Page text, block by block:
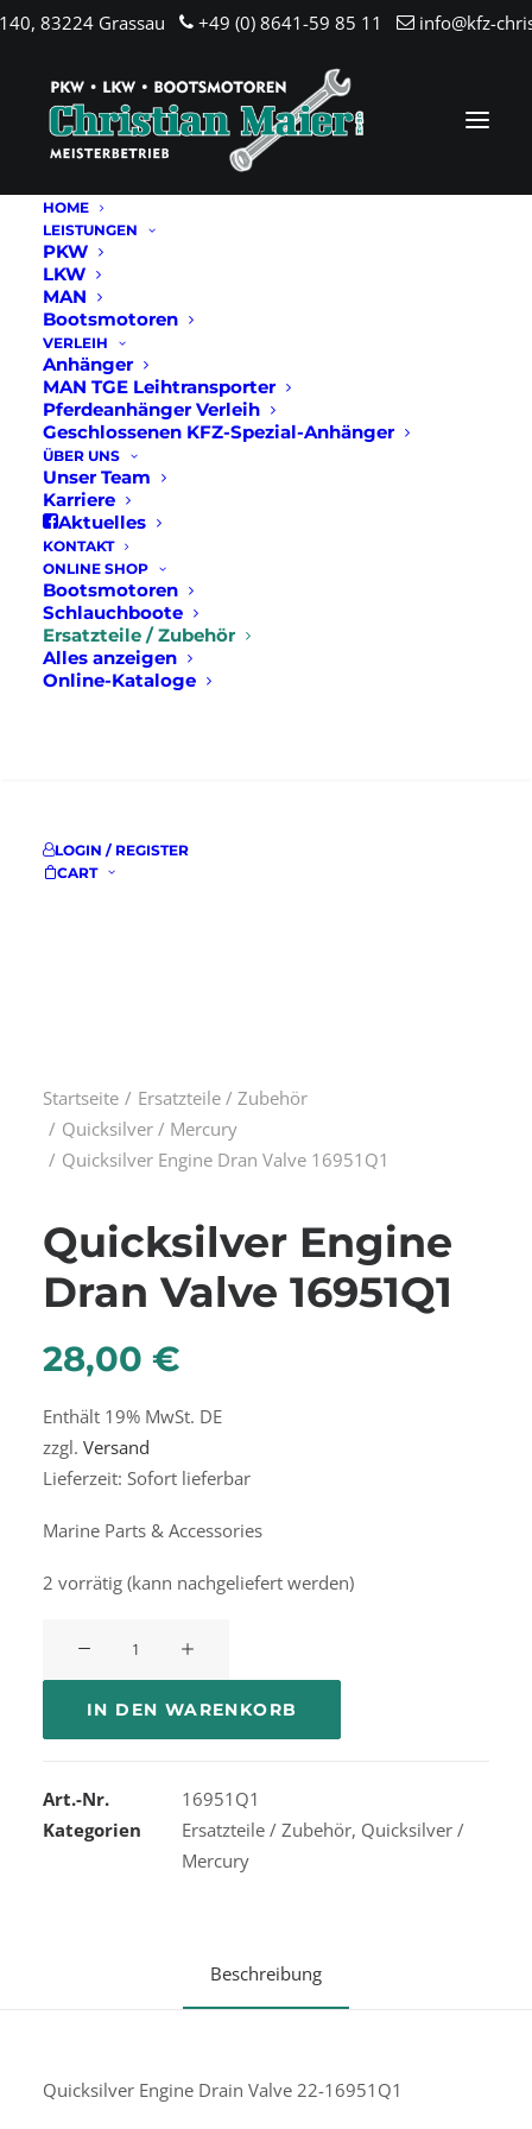
83224 Grassau +49 (0) 8641-59 85 11 info@kfz-
HOME
LEISTUNGEN
PKW
LKW
MAN
Bootsmotoren
VERLEIH
Anhänger
MAN TGE Leihtransporter
Pferdeanhänger Verleih
Geschlossenen KFZ-Spezial-Anhänger
ÜBER UNS
Unser Team
Karriere
Aktuelles
KONTAKT
ONLINE SHOP
Bootsmotoren
Schlauchboote
Ersatzteile / Zubehör
Alles anzeigen
Online-Kataloge
LOGIN / REGISTER
CART
Startseite
Ersatzteile / Zubehör
Quicksilver / Mercury
Quicksilver Engine Dran Valve 16951Q1
Quicksilver Engine
Dran Valve 16951Q1
28,00 €
Enthält 19% MwSt. DE
zzgl. Versand
Lieferzeit: Sofort lieferbar
Marine Parts & Accessories
2 vorrätig (kann nachgeliefert werden)
Menge
IN DEN WARENKORB
Art.-Nr.
16951Q1
Kategorien
Ersatzteile / Zubehör, Quicksilver /
Mercury
Beschreibung
Quicksilver Engine Drain Valve 22-16951Q1